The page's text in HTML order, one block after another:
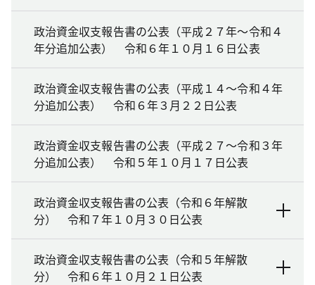
政治資金収支報告書の公表（平成２７年～令和４
年分追加公表） 令和６年１０月１６日公表
政治資金収支報告書の公表（平成１４～令和４年
分追加公表） 令和６年３月２２日公表
政治資金収支報告書の公表（平成２７～令和３年
分追加公表） 令和５年１０月１７日公表
政治資金収支報告書の公表（令和６年解散
分） 令和７年１０月３０日公表
政治資金収支報告書の公表（令和５年解散
分） 令和６年１０月２１日公表